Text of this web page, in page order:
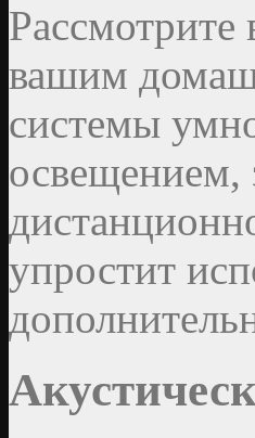
Рассмотрите
вашим
системы
освещением,
упростит